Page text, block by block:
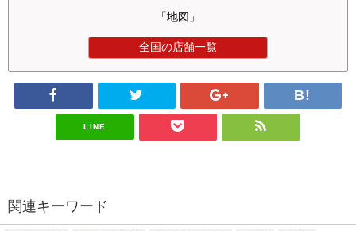
「地図」
全国の店舗一覧
LINE
関連キーワード